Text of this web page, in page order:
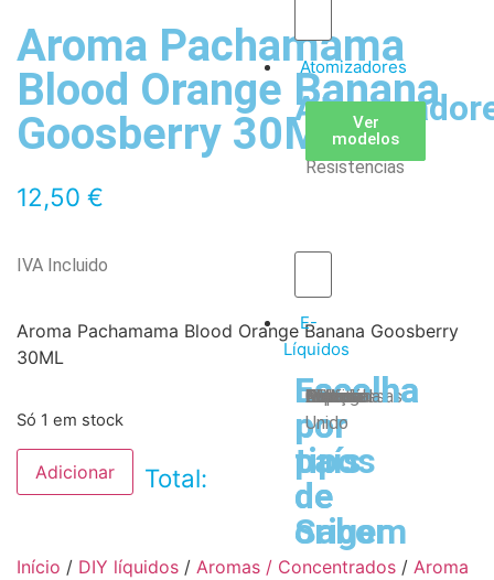
Atomizadores
Claromizadores
Ver
modelos
Reconstruíveis
Ver
modelos
Resistencias
Ver
modelos
E-
Líquidos
Escolha
por
tipos
de
Sabor
Tabaco
Frutas
Bebidas
Frescos
Sobremesas
Escolha
por
país
de
origem
Portugal
Alemanha
USA
Reino
Unido
Canadá
França
Malásia
Filipinas
Espanha
Polónia
Grécia
Aroma Pachamama
Blood Orange Banana
Goosberry 30ML
12,50 €
IVA Incluido
Aroma Pachamama Blood Orange Banana Goosberry
30ML
Só 1 em stock
Adicionar Total:
Início / DIY líquidos / Aromas / Concentrados / Aroma